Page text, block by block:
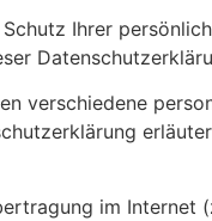
Ihrer
verschie­dene
im Internet